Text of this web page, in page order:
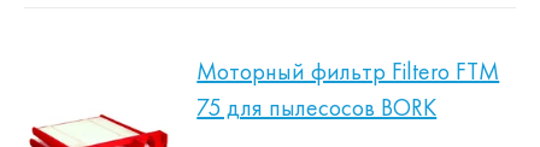
Моторный фильтр Filtero FTM
75 для пылесосов BORK